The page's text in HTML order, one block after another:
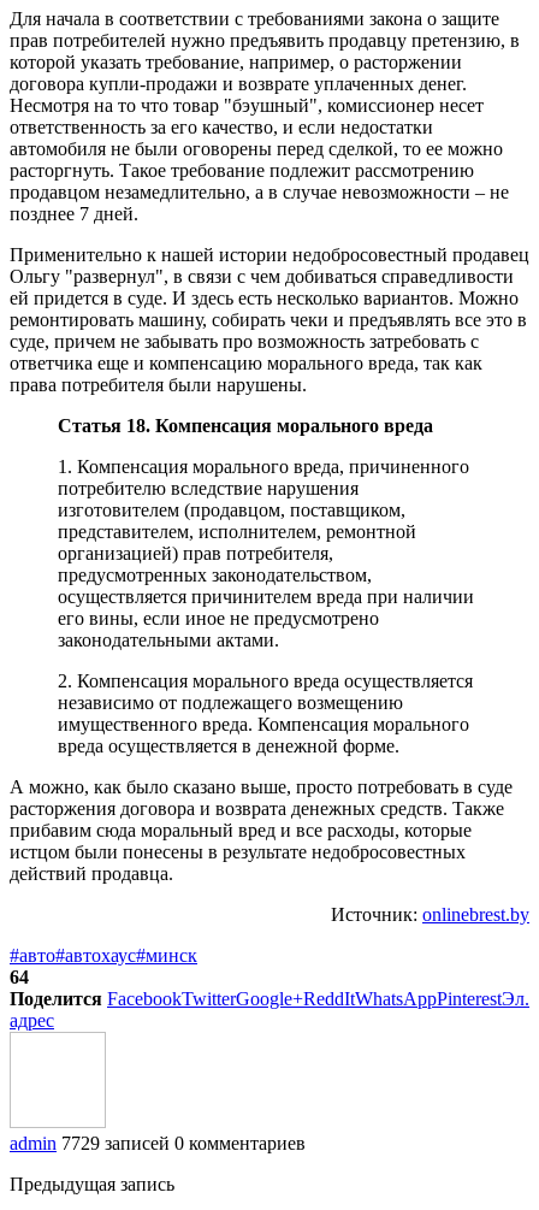
Для начала в соответствии с требованиями закона о защите
прав потребителей нужно предъявить продавцу претензию, в
которой указать требование, например, о расторжении
договора купли-продажи и возврате уплаченных денег.
Несмотря на то что товар "бэушный", комиссионер несет
ответственность за его качество, и если недостатки
автомобиля не были оговорены перед сделкой, то ее можно
расторгнуть. Такое требование подлежит рассмотрению
продавцом незамедлительно, а в случае невозможности – не
позднее 7 дней.
Применительно к нашей истории недобросовестный продавец
Ольгу "развернул", в связи с чем добиваться справедливости
ей придется в суде. И здесь есть несколько вариантов. Можно
ремонтировать машину, собирать чеки и предъявлять все это в
суде, причем не забывать про возможность затребовать с
ответчика еще и компенсацию морального вреда, так как
права потребителя были нарушены.
Статья 18. Компенсация морального вреда
1. Компенсация морального вреда, причиненного
потребителю вследствие нарушения
изготовителем (продавцом, поставщиком,
представителем, исполнителем, ремонтной
организацией) прав потребителя,
предусмотренных законодательством,
осуществляется причинителем вреда при наличии
его вины, если иное не предусмотрено
законодательными актами.
2. Компенсация морального вреда осуществляется
независимо от подлежащего возмещению
имущественного вреда. Компенсация морального
вреда осуществляется в денежной форме.
А можно, как было сказано выше, просто потребовать в суде
расторжения договора и возврата денежных средств. Также
прибавим сюда моральный вред и все расходы, которые
истцом были понесены в результате недобросовестных
действий продавца.
Источник: onlinebrest.by
#авто#автохаус#минск
64
Поделится FacebookTwitterGoogle+ReddItWhatsAppPinterestЭл.
адрес
admin 7729 записей 0 комментариев
Предыдущая запись